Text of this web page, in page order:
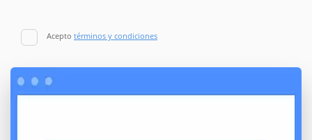
Acepto términos y condiciones